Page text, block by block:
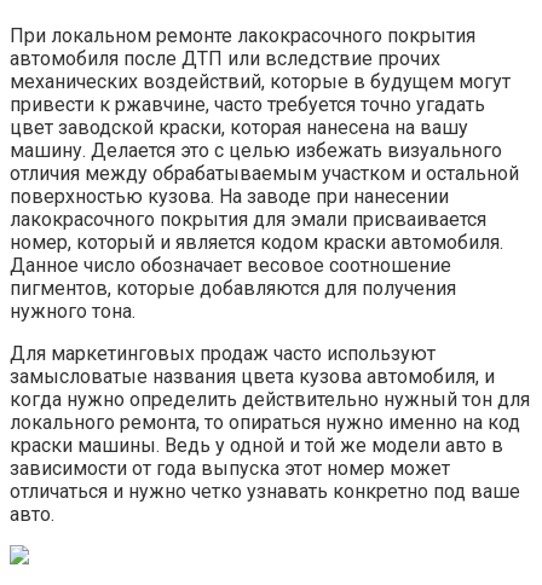
При локальном ремонте лакокрасочного покрытия
автомобиля после ДТП или вследствие прочих
механических воздействий, которые в будущем могут
привести к ржавчине, часто требуется точно угадать
цвет заводской краски, которая нанесена на вашу
машину. Делается это с целью избежать визуального
отличия между обрабатываемым участком и остальной
поверхностью кузова. На заводе при нанесении
лакокрасочного покрытия для эмали присваивается
номер, который и является кодом краски автомобиля.
Данное число обозначает весовое соотношение
пигментов, которые добавляются для получения
нужного тона.
Для маркетинговых продаж часто используют
замысловатые названия цвета кузова автомобиля, и
когда нужно определить действительно нужный тон для
локального ремонта, то опираться нужно именно на код
краски машины. Ведь у одной и той же модели авто в
зависимости от года выпуска этот номер может
отличаться и нужно четко узнавать конкретно под ваше
авто.